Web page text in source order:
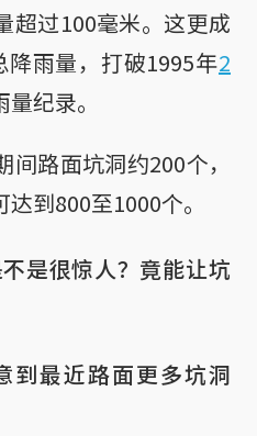
超过100毫米。这更成
雨量，打破1995年2
纪录。
路面坑洞约200个，
到800至1000个。
是很惊人？竟能让坑
到最近路面更多坑洞